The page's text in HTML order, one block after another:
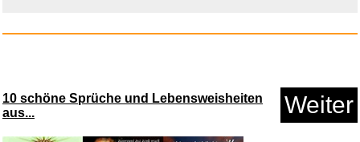
10 schöne Sprüche und Lebensweisheiten
aus...
Weiter